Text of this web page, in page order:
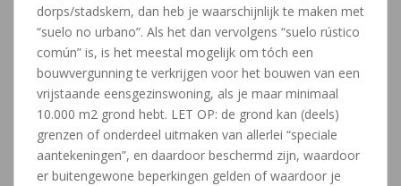
dorps/stadskern, dan heb je waarschijnlijk te maken met
“suelo no urbano”. Als het dan vervolgens “suelo rústico
común” is, is het meestal mogelijk om tóch een
bouwvergunning te verkrijgen voor het bouwen van een
vrijstaande eensgezinswoning, als je maar minimaal
10.000 m2 grond hebt. LET OP: de grond kan (deels)
grenzen of onderdeel uitmaken van allerlei “speciale
aantekeningen”, en daardoor beschermd zijn, waardoor
er buitengewone beperkingen gelden of waardoor je